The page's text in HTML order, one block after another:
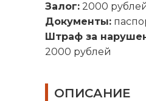
Залог: 2000
Документы:
Штраф за
2000 рублей
ОПИСАНИЕ